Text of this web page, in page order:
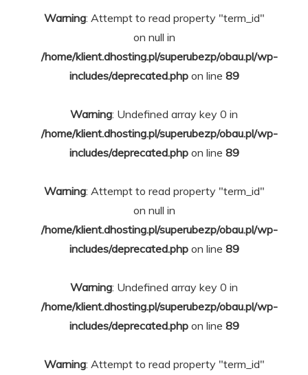
Warning: Attempt to read property "term_id"
on null in
/home/klient.dhosting.pl/superubezp/obau.pl/wp-
includes/deprecated.phpon line 89
Warning: Undefined array key 0 in
/home/klient.dhosting.pl/superubezp/obau.pl/wp-
includes/deprecated.phpon line 89
Warning: Attempt to read property "term_id"
on null in
/home/klient.dhosting.pl/superubezp/obau.pl/wp-
includes/deprecated.phpon line 89
Warning: Undefined array key 0 in
/home/klient.dhosting.pl/superubezp/obau.pl/wp-
includes/deprecated.phpon line 89
Warning: Attempt to read property "term_id"